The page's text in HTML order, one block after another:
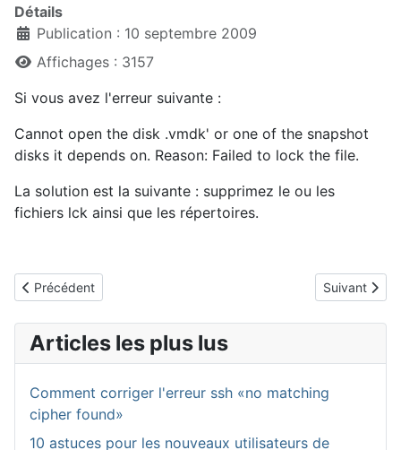
Détails
Publication : 10 septembre 2009
Affichages : 3157
Si vous avez l'erreur suivante :
Cannot open the disk .vmdk' or one of the snapshot
disks it depends on. Reason: Failed to lock the file.
La solution est la suivante : supprimez le ou les
fichiers lck ainsi que les répertoires.
Article précédent : problèmes usb avec vmware 2.0 et linux
Précédent Article
Suivant
Articles les plus lus
Comment corriger l'erreur ssh «no matching
cipher found»
10 astuces pour les nouveaux utilisateurs de